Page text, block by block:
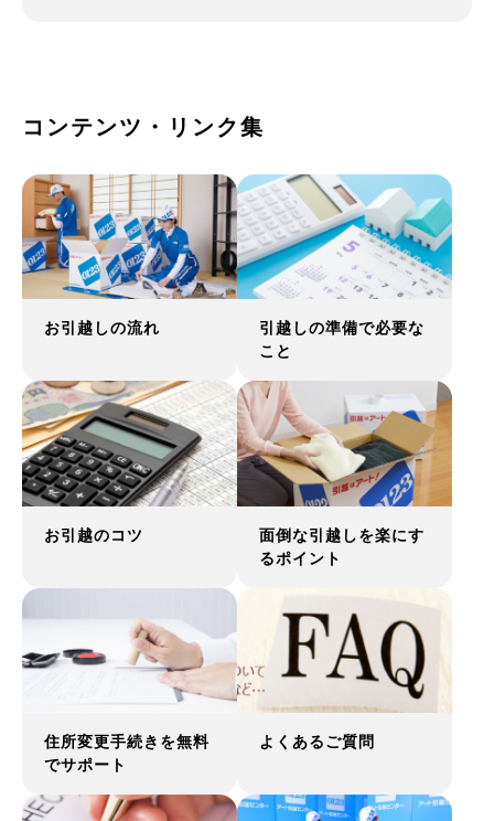
コンテンツ・リンク集
お引越しの流れ
引越しの準備で必要な
こと
お引越のコツ
面倒な引越しを楽にす
るポイント
住所変更手続きを無料
でサポート
よくあるご質問